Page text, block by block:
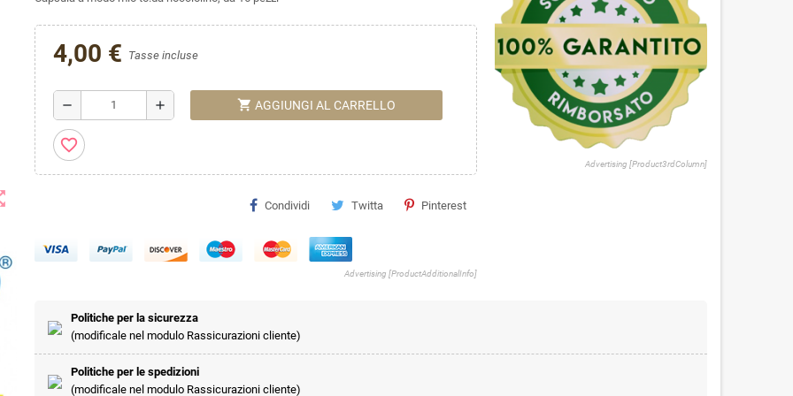
4,00 € Tasse incluse
remove add shopping_cart AGGIUNGI AL CARRELLO
favorite_border
Condividi Twitta Pinterest
Advertising [ProductAdditionalInfo]
Advertising [Product3rdColumn]
Politiche per la sicurezza
(modificale nel modulo Rassicurazioni cliente)
Politiche per le spedizioni
(modificale nel modulo Rassicurazioni cliente)